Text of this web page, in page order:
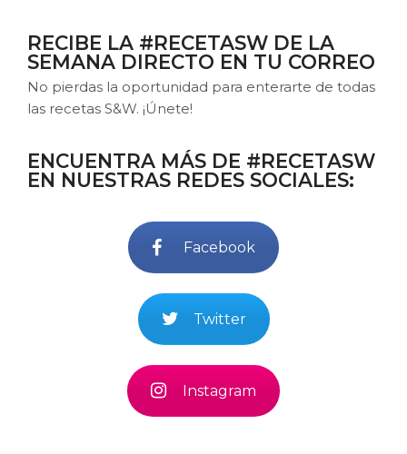
RECIBE LA #RECETASW DE LA
SEMANA DIRECTO EN TU CORREO
No pierdas la oportunidad para enterarte de todas
las recetas S&W. ¡Únete!
ENCUENTRA MÁS DE #RECETASW
EN NUESTRAS REDES SOCIALES:
Facebook
Twitter
Instagram